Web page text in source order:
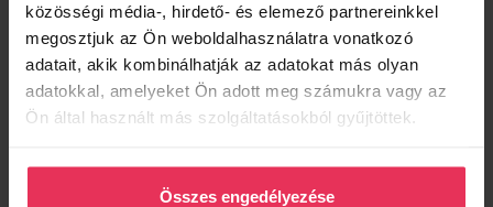
közösségi média-, hirdető- és elemező partnereinkkel
megosztjuk az Ön weboldalhasználatra vonatkozó
adatait, akik kombinálhatják az adatokat más olyan
adatokkal, amelyeket Ön adott meg számukra vagy az
Ön által használt más szolgáltatásokból gyűjtöttek.
Összes engedélyezése
HOGYAN TALÁLT RÁNK?
Internet - Google kereső